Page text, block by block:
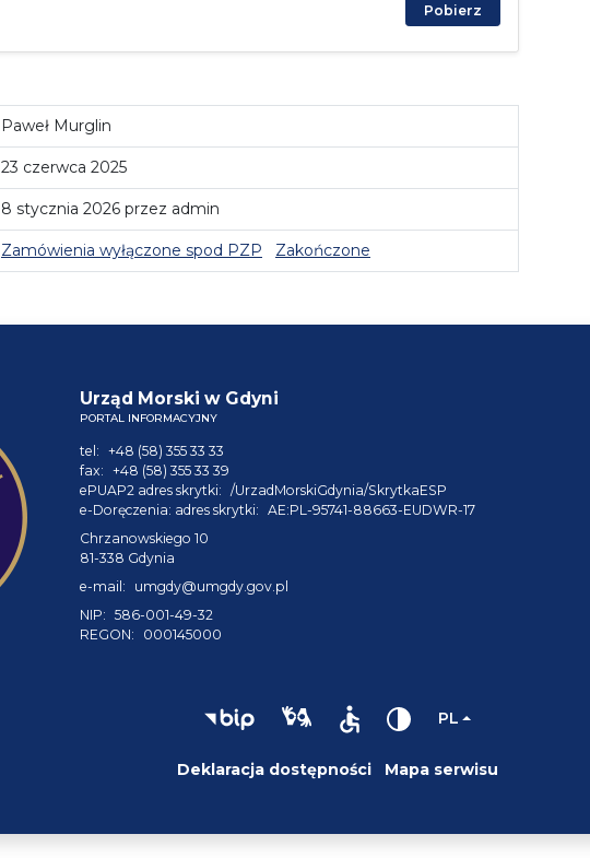
Pobierz
Paweł Murglin
23 czerwca 2025
8 stycznia 2026 przez admin
Zamówienia wyłączone spod PZP Zakończone
Urząd Morski w Gdyni
PORTAL INFORMACYJNY
tel: +48 (58) 355 33 33
fax: +48 (58) 355 33 39
ePUAP2 adres skrytki: /UrzadMorskiGdynia/SkrytkaESP
e-Doręczenia: adres skrytki: AE:PL-95741-88663-EUDWR-17
Chrzanowskiego 10
81-338 Gdynia
e-mail:
umgdy@umgdy.gov.pl
NIP: 586-001-49-32
REGON:
000145000
PL
Deklaracja dostępności Mapa serwisu